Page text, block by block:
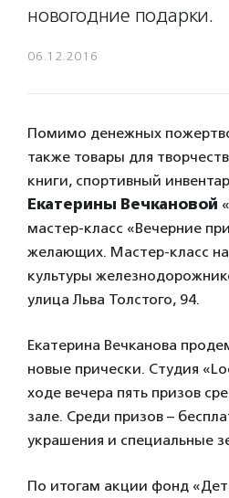
новогодние подарки.
06.12.2016
Помимо денежных
также товары для
книги, спортивный
Екатерины Вечкановой
мастер-класс «Вечерние
желающих. Мастер-класс
культуры
улица Льва Толстого, 94.
Екатерина Вечканова
новые прически. Студия
ходе вечера пять призов
зале. Среди призов –
украшения и специальные
По итогам акции фонд